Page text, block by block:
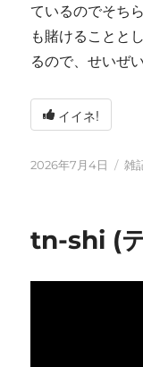
ているのでそち
も賭けることと
るので、せいぜ
イイネ!
投
2026年7月4日
カ
ー
雑
tn-shi (